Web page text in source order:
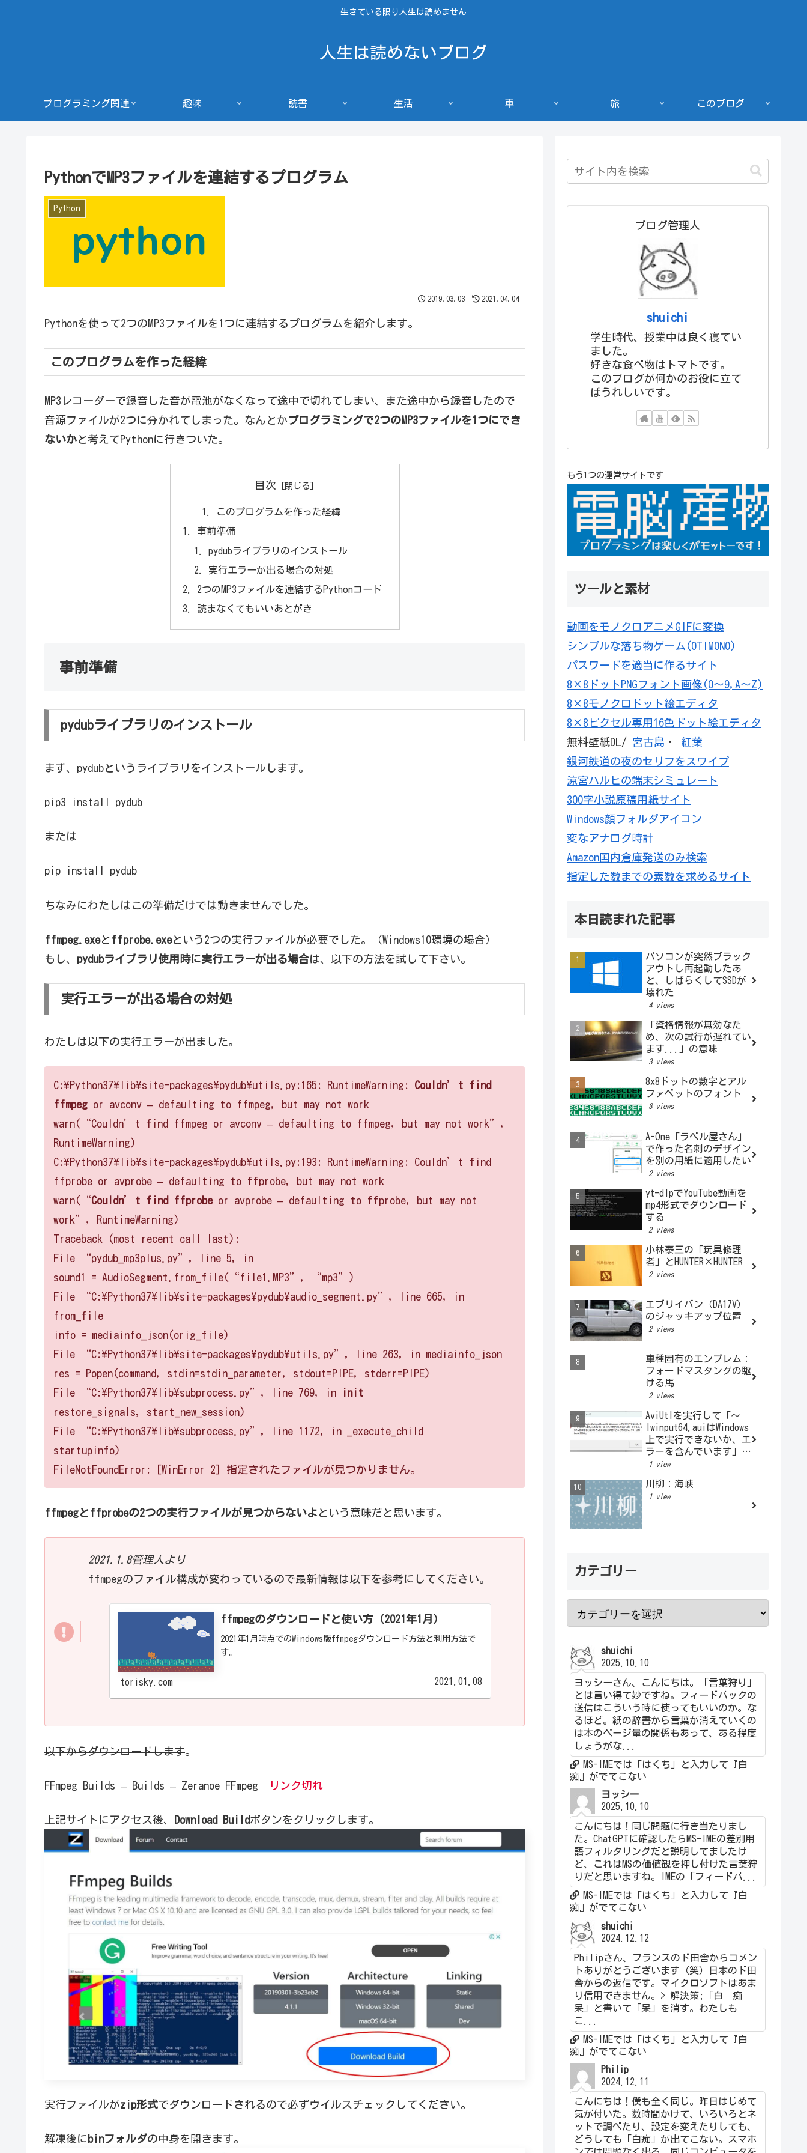
生きている限り人生は読めません
人生は読めないブログ
プログラミング関連 趣味 読書 生活 車 旅 このブログ
PythonでMP3ファイルを連結するプログラム
Python
2019.03.03 2021.04.04
Pythonを使って2つのMP3ファイルを1つに連結するプログラムを紹介します。
このプログラムを作った経緯
MP3レコーダーで録音した音が電池がなくなって途中で切れてしまい、また途中から録音したので
音源ファイルが2つに分かれてしまった。なんとかプログラミングで2つのMP3ファイルを1つにでき
ないかと考えてPythonに行きついた。
目次
このプログラムを作った経緯
事前準備
pydubライブラリのインストール
実行エラーが出る場合の対処
2つのMP3ファイルを連結するPythonコード
読まなくてもいいあとがき
事前準備
pydubライブラリのインストール
まず、pydubというライブラリをインストールします。
pip3 install pydub
または
pip install pydub
ちなみにわたしはこの準備だけでは動きませんでした。
ffmpeg.exeと ffprobe.exeという2つの実行ファイルが必要でした。（Windows10環境の場合）
もし、 pydubライブラリ使用時に実行エラーが出る場合は、以下の方法を試して下さい。
実行エラーが出る場合の対処
わたしは以下の実行エラーが出ました。
C:\Python37\lib\site-packages\pydub\utils.py:165: RuntimeWarning: Couldn’t find
ffmpeg or avconv – defaulting to ffmpeg, but may not work
warn(“Couldn’t find ffmpeg or avconv – defaulting to ffmpeg, but may not work”,
RuntimeWarning)
C:\Python37\lib\site-packages\pydub\utils.py:193: RuntimeWarning: Couldn’t find
ffprobe or avprobe – defaulting to ffprobe, but may not work
warn(“Couldn’t find ffprobeor avprobe – defaulting to ffprobe, but may not
work”, RuntimeWarning)
Traceback (most recent call last):
File “pydub_mp3plus.py”, line 5, in
sound1 = AudioSegment.from_file(“file1.MP3”, “mp3”)
File “C:\Python37\lib\site-packages\pydub\audio_segment.py”, line 665, in
from_file
info = mediainfo_json(orig_file)
File “C:\Python37\lib\site-packages\pydub\utils.py”, line 263, in mediainfo_json
res = Popen(command, stdin=stdin_parameter, stdout=PIPE, stderr=PIPE)
File “C:\Python37\lib\subprocess.py”, line 769, in
init
restore_signals, start_new_session)
File “C:\Python37\lib\subprocess.py”, line 1172, in _execute_child
startupinfo)
FileNotFoundError: [WinError 2] 指定されたファイルが見つかりません。
ffmpegとffprobeの2つの実行ファイルが見つからないよ という意味だと思います。
2021.1.8管理人より
ffmpegのファイル構成が変わっているので最新情報は以下を参考にしてください。
ffmpegのダウンロードと使い方（2021年1月）
2021年1月時点でのWindows版ffmpegダウンロード方法と利用方法で
す。
torisky.com 2021.01.08
以下からダウンロードします。
FFmpeg Builds – Builds – Zeranoe FFmpeg リンク切れ
上記サイトにアクセス後、Download Buildボタンをクリックします。
実行ファイルがzip形式でダウンロードされるので必ずウイルスチェックしてください。
解凍後にbinフォルダの中身を開きます。
ブログ管理人
shuichi
学生時代、授業中は良く寝てい
ました。
好きな食べ物はトマトです。
このブログが何かのお役に立て
ばうれしいです。
もう1つの運営サイトです
ツールと素材
動画をモノクロアニメGIFに変換
シンプルな落ち物ゲーム(OTIMONO)
パスワードを適当に作るサイト
8×8ドットPNGフォント画像(0～9,A～Z)
8×8モノクロドット絵エディタ
8×8ピクセル専用16色ドット絵エディタ
無料壁紙DL/ 宮古島 ・ 紅葉
銀河鉄道の夜のセリフをスワイプ
涼宮ハルヒの端末シミュレート
300字小説原稿用紙サイト
Windows顔フォルダアイコン
変なアナログ時計
Amazon国内倉庫発送のみ検索
指定した数までの素数を求めるサイト
本日読まれた記事
パソコンが突然ブラック
アウトし再起動したあ
と、しばらくしてSSDが
壊れた
4 views
「資格情報が無効なた
め、次の試行が遅れてい
ます...」の意味
3 views
8x8ドットの数字とアル
ファベットのフォント
3 views
A-One「ラベル屋さん」
で作った名刺のデザイン
を別の用紙に適用したい
2 views
yt-dlpでYouTube動画を
mp4形式でダウンロード
する
2 views
小林泰三の「玩具修理
者」とHUNTER×HUNTER
2 views
エブリイバン（DA17V）
のジャッキアップ位置
2 views
車種固有のエンブレム：
フォードマスタングの駆
ける馬
2 views
AviUtlを実行して「～
lwinput64.auiはWindows
上で実行できないか、エ
ラーを含んでいます」と
表示されるとき
1 view
川柳：海峡
1 view
カテゴリー
shuichi
2025.10.10
ヨッシーさん、こんにちは。「言葉狩り」
とは言い得て妙ですね。フィードバックの
送信はこういう時に使ってもいいのか。な
るほど。紙の辞書から言葉が消えていくの
は本のページ量の関係もあって、ある程度
しょうがな...
MS-IMEでは「はくち」と入力して『白
痴』がでてこない
ヨッシー
2025.10.10
こんにちは！同じ問題に行き当たりまし
た。ChatGPTに確認したらMS-IMEの差別用
語フィルタリングだと説明してましたけ
ど、これはMSの価値観を押し付けた言葉狩
りだと思いますね。IMEの「フィードバ...
MS-IMEでは「はくち」と入力して『白
痴』がでてこない
shuichi
2024.12.12
Philipさん、フランスのド田舎からコメン
トありがとうございます（笑）日本のド田
舎からの返信です。マイクロソフトはあま
り信用できません。> 解決策;「白 痴
呆」と書いて「呆」を消す。わたしも
こ...
MS-IMEでは「はくち」と入力して『白
痴』がでてこない
Philip
2024.12.11
こんにちは！僕も全く同じ。昨日はじめて
気が付いた。数時間かけて、いろいろとネ
ットで調べたり、設定を変えたりしても、
どうしても「白痴」が出てこない。スマホ